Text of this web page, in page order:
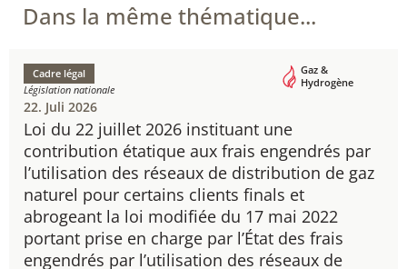
Dans la même thématique...
Loi du 22 juillet 2026 instituant une
contribution étatique aux frais engendrés par
l’utilisation des réseaux de distribution de gaz
naturel pour certains clients finals et
abrogeant la loi modifiée du 17 mai 2022
portant prise en charge par l’État des frais
engendrés par l’utilisation des réseaux de
Cadre légal
Législation nationale
Gaz &
Hydrogène
22. Juli 2026